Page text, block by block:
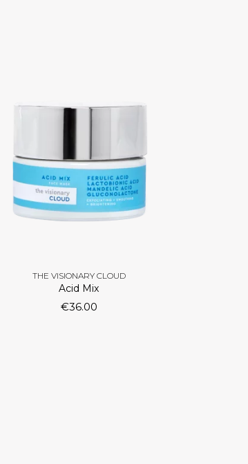
THE VISIONARY CLOUD
Acid Mix
€36.00